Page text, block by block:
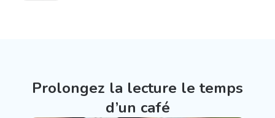
Prolongez la lecture le temps
d’un café